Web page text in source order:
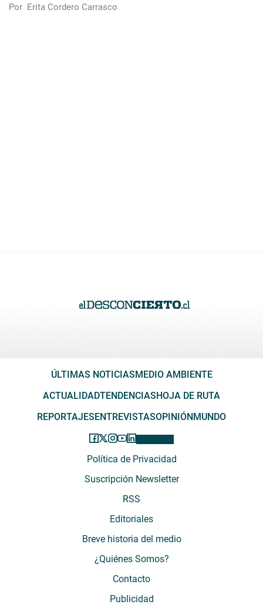
Por Erita Cordero Carrasco
ÚLTIMAS NOTICIAS MEDIO AMBIENTE
ACTUALIDADTENDENCIAS HOJA DE RUTA
REPORTAJES ENTREVISTASOPINIÓN MUNDO
Política de Privacidad
Suscripción Newsletter
RSS
Editoriales
Breve historia del medio
¿Quiénes Somos?
Contacto
Publicidad